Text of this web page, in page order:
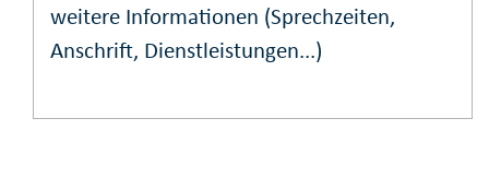
weitere Informationen (Sprechzeiten,
Anschrift, Dienstleistungen...)